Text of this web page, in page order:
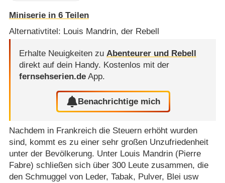
Miniserie in 6 Teilen
Alternativtitel: Louis Mandrin, der Rebell
Erhalte Neuigkeiten zu Abenteurer und Rebell
direkt auf dein Handy. Kostenlos mit der
fernsehserien.deApp.
Benachrichtige mich
Nachdem in Frankreich die Steuern erhöht wurden
sind, kommt es zu einer sehr großen Unzufriedenheit
unter der Bevölkerung. Unter Louis Mandrin (Pierre
Fabre) schließen sich über 300 Leute zusammen, die
den Schmuggel von Leder, Tabak, Pulver, Blei usw